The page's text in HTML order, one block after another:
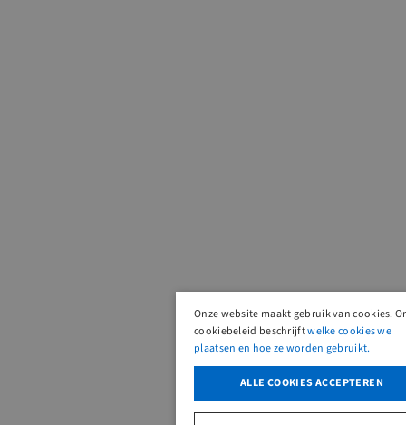
Onze website maakt gebruik van cookies.
cookiebeleid beschrijftwelke cookies we
plaatsen en hoe ze worden gebruikt.
ALLE COOKIES ACCEPTEREN